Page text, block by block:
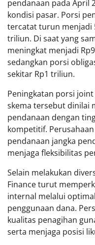
pendanaan pada April
kondisi pasar. Porsi
tercatat turun menjadi
triliun. Di saat yang
meningkat menjadi
sedangkan porsi
sekitar Rp1 triliun.
Peningkatan porsi
skema tersebut dinilai
pendanaan dengan
kompetitif.
pendanaan jangka
menjaga fleksibilitas
Selain melakukan
Finance turut
internal melalui
penggunaan dana.
kualitas penagihan
serta menjaga posisi